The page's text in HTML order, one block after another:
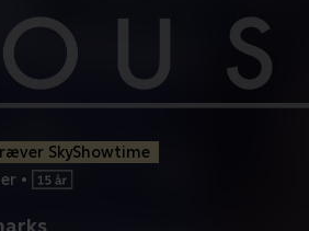
SkyShowtime
•